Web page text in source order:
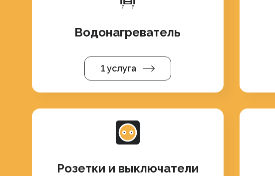
Водонагреватель
1 услуга
Розетки и выключатели